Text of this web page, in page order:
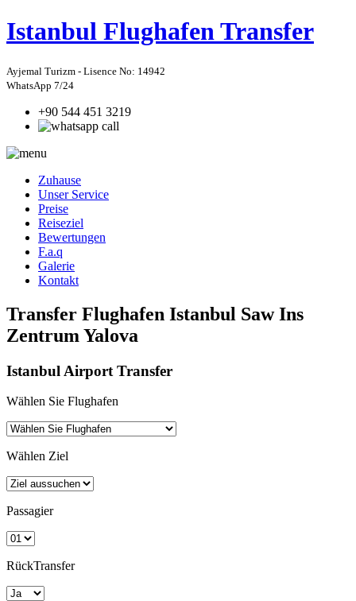
Istanbul Flughafen Transfer
Ayjemal Turizm - Lisence No: 14942
WhatsApp 7/24
+90 544 451 3219
Zuhause
Unser Service
Preise
Reiseziel
Bewertungen
F.a.q
Galerie
Kontakt
Transfer Flughafen Istanbul Saw Ins
Zentrum Yalova
Istanbul Airport Transfer
Wählen Sie Flughafen
Wählen Ziel
Passagier
RückTransfer